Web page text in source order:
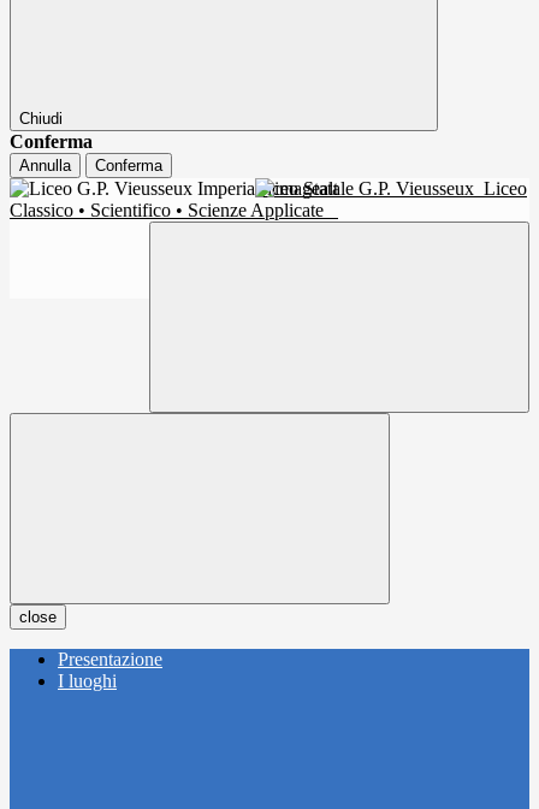
Chiudi
Conferma
Annulla Conferma
Liceo Statale G.P. Vieusseux Liceo
Classico • Scientifico • Scienze Applicate
close
Presentazione
I luoghi